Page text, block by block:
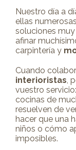
Nuestro día a
ellas
soluciones
afinar
carpintería y
Cuando
interioristas,
vuestro
cocinas de
resuelven de
hacer que una
niños o cómo
imposibles.